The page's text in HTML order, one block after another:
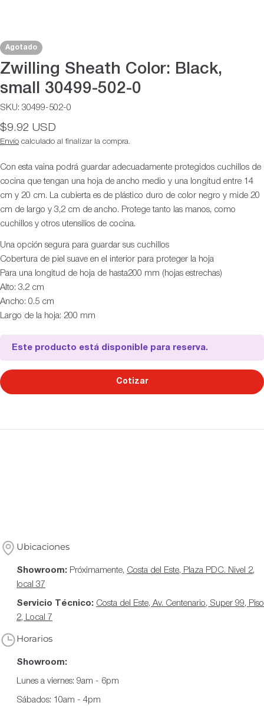
Agotado
Zwilling Sheath Color: Black,
small 30499-502-0
SKU: 30499-502-0
Precio
habitual
$9.92 USD
Envío calculado al finalizar la compra.
Con esta vaina podrá guardar adecuadamente protegidos cuchillos de
cocina que tengan una hoja de ancho medio y una longitud entre 14
cm y 20 cm. La cubierta es de plástico duro de color negro y mide 20
cm de largo y 3,2 cm de ancho. Protege tanto las manos, como
cuchillos y otros utensilios de cocina.
Una opción segura para guardar sus cuchillos
Cobertura de piel suave en el interior para proteger la hoja
Para una longitud de hoja de hasta200 mm (hojas estrechas)
Alto: 3.2 cm
Ancho: 0.5 cm
Largo de la hoja: 200 mm
Este producto está disponible para reserva.
Cotizar
Ubicaciones
Showroom: Próximamente, Costa del Este, Plaza PDC. Nivel 2,
local 37
Servicio Técnico: Costa del Este, Av. Centenario, Super 99, Piso
2, Local 7
Horarios
Showroom:
Lunes a viernes: 9am - 6pm
Sábados: 10am - 4pm